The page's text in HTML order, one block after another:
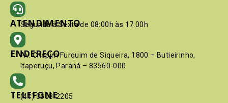
ATENDIMENTO
Segunda à Sexta de 08:00h às 17:00h
ENDEREÇO
Av. Crispim Furquim de Siqueira, 1800 – Butieirinho,
Itaperuçu, Paraná – 83560-000
TELEFONE
(41) 3603-2205